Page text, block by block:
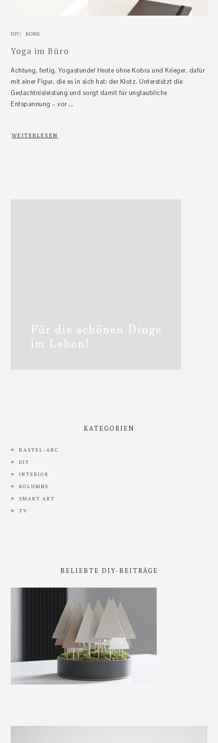
DIY| KORK
Yoga im Büro
Achtung, fertig, Yogastunde! Heute ohne Kobra und Krieger, dafür
mit einer Figur, die es in sich hat: der Klotz. Unterstützt die
Gedächtnisleistung und sorgt damit für unglaubliche
Entspannung – vor ...
WEITERLESEN
KATEGORIEN
BASTEL-ABC
DIY
INTERIOR
KOLUMNE
SMART ART
TV
BELIEBTE DIY-BEITRÄGE